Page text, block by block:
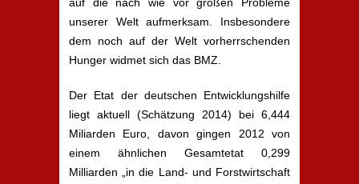
unserer Welt aufmerksam. Insbesondere
dem noch auf der Welt vorherrschenden
Hunger widmet sich das BMZ.
Der Etat der deutschen Entwicklungshilfe
liegt aktuell (Schätzung 2014) bei 6,444
Miliarden Euro, davon gingen 2012 von
einem ähnlichen Gesamtetat 0,299
Milliarden „in die Land- und Forstwirtschaft